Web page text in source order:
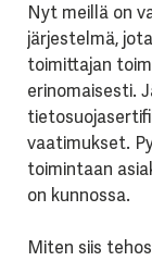
Nyt meillä on
järjestelmä,
toimittajan
erinomaisesti.
vaatimukset.
toimintaan
on kunnossa.
Miten siis